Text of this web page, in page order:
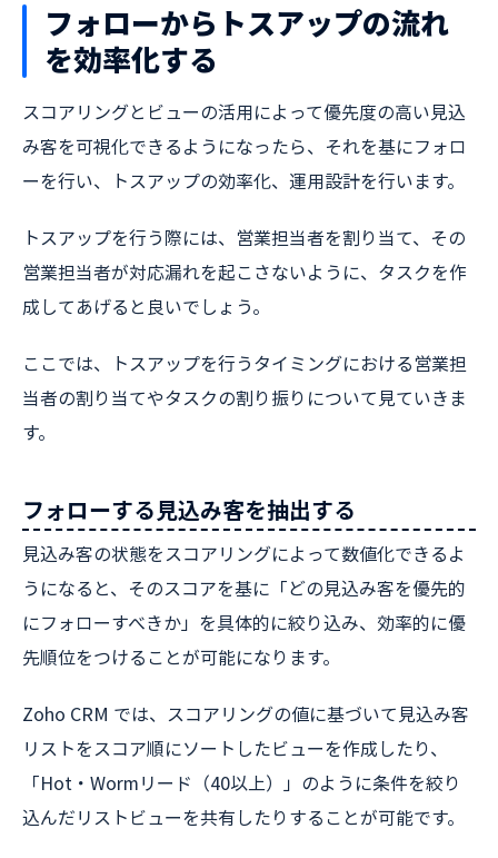
フォローからトスアップの流れ
を効率化する
スコアリングとビューの活用によって優先度の高い見込
み客を可視化できるようになったら、それを基にフォロ
ーを行い、トスアップの効率化、運用設計を行います。
トスアップを行う際には、営業担当者を割り当て、その
営業担当者が対応漏れを起こさないように、タスクを作
成してあげると良いでしょう。
ここでは、トスアップを行うタイミングにおける営業担
当者の割り当てやタスクの割り振りについて見ていきま
す。
フォローする見込み客を抽出する
見込み客の状態をスコアリングによって数値化できるよ
うになると、そのスコアを基に「どの見込み客を優先的
にフォローすべきか」を具体的に絞り込み、効率的に優
先順位をつけることが可能になります。
Zoho CRM では、スコアリングの値に基づいて見込み客
リストをスコア順にソートしたビューを作成したり、
「Hot・Wormリード（40以上）」のように条件を絞り
込んだリストビューを共有したりすることが可能です。